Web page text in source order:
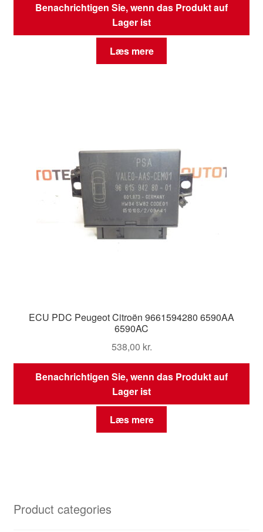
Benachrichtigen Sie, wenn das Produkt auf
Lager ist
Læs mere
ECU PDC Peugeot Citroën 9661594280 6590AA
6590AC
538,00 kr.
Benachrichtigen Sie, wenn das Produkt auf
Lager ist
Læs mere
Product categories